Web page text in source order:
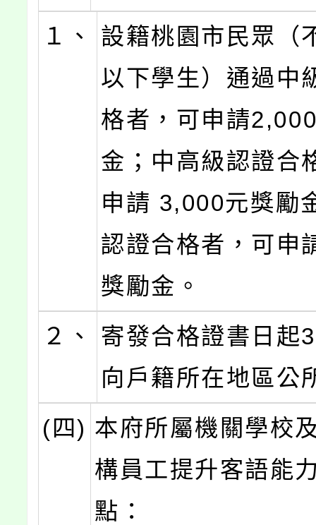
１、
設籍桃園市民眾（
以下學生）通過中
格者，可申請
金；中高級認證合
申請 3,000元獎勵
認證合格者，可申
獎勵金。
２、
寄發合格證書日起
向戶籍所在地區公
(四) 本府所屬機關學校
構員工提升客語能
點：